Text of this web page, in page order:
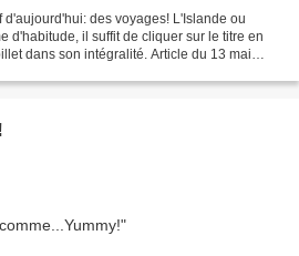
des voyages! L'Islande ou
d'habitude, il suffit de cliquer sur le titre en
dans son intégralité. Article du 13 mai